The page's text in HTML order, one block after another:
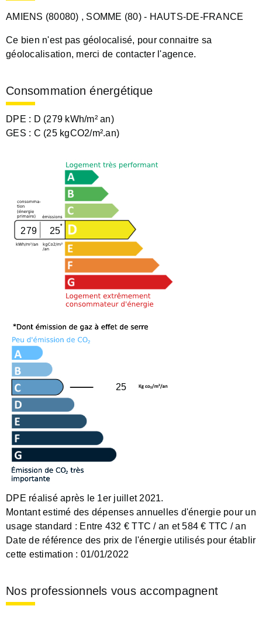
AMIENS (80080) , SOMME (80) - HAUTS-DE-FRANCE
Ce bien n'est pas géolocalisé, pour connaitre sa
géolocalisation, merci de contacter l'agence.
Consommation énergétique
DPE : D (279 kWh/m² an)
GES : C (25 kgCO2/m².an)
279 25
25
DPE réalisé après le 1er juillet 2021.
Montant estimé des dépenses annuelles d'énergie pour un
usage standard : Entre 432 € TTC / an et 584 € TTC / an
Date de référence des prix de l'énergie utilisés pour établir
cette estimation : 01/01/2022
Nos professionnels vous accompagnent